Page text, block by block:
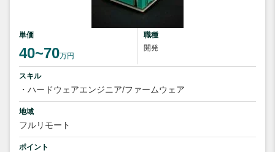
単価
40~70万円
職種
開発
スキル
・ハードウェアエンジニア/ファームウェア
地域
フルリモート
ポイント